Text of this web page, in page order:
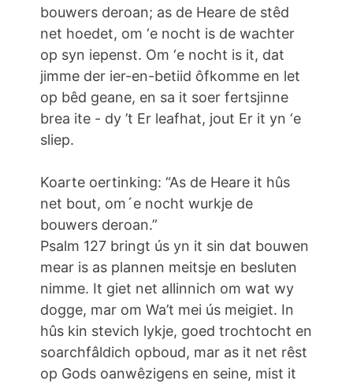
bouwers deroan; as de Heare de stêd
net hoedet, om ‘e nocht is de wachter
op syn iepenst. Om ‘e nocht is it, dat
jimme der ier-en-betiid ôfkomme en let
op bêd geane, en sa it soer fertsjinne
brea ite - dy ’t Er leafhat, jout Er it yn ‘e
sliep.
Koarte oertinking: “As de Heare it hûs
net bout, om´e nocht wurkje de
bouwers deroan.”
Psalm 127 bringt ús yn it sin dat bouwen
mear is as plannen meitsje en besluten
nimme. It giet net allinnich om wat wy
dogge, mar om Wa’t mei ús meigiet. In
hûs kin stevich lykje, goed trochtocht en
soarchfâldich opboud, mar as it net rêst
op Gods oanwêzigens en seine, mist it